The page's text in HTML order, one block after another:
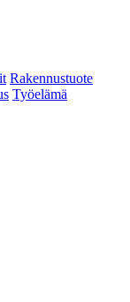
Rakennustuote
Työelämä